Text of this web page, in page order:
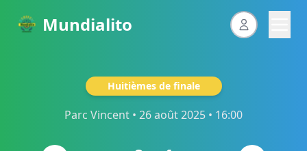
Mundialito
Huitièmes de finale
Parc Vincent • 26 août 2025 • 16:00